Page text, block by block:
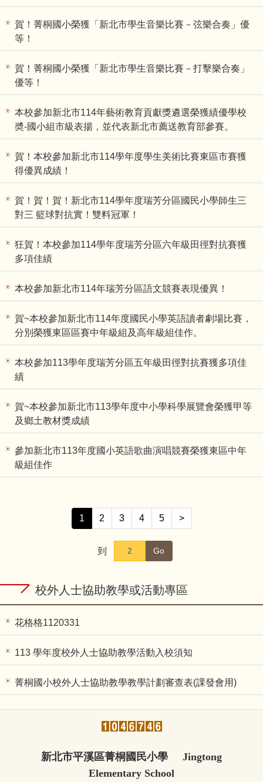
賀！菁桐國小榮獲「新北市學生音樂比賽－弦樂合奏」優
等！
賀！菁桐國小榮獲「新北市學生音樂比賽－打擊樂合奏」
優等！
本校參加新北市114年藝術教育貢獻獎遴選榮獲績優學校
奬-國小組市級表揚，並代表新北市薦送教育部參賽。
賀！本校參加新北市114學年度學生美術比賽東區市賽獲
得優異成績！
賀！賀！賀！新北市114學年度瑞芳分區國民小學師生三
對三 籃球對抗實！雙料冠軍！
狂賀！本校參加114學年度瑞芳分區六年級田徑對抗賽獲
多項佳績
本校參加新北市114年瑞芳分區語文競賽表現優異！
賀~本校參加新北市114年度國民小學英語讀者劇場比賽，
分別榮獲東區區賽中年級組及高年級組佳作。
本校參加113學年度瑞芳分區五年級田徑對抗賽獲多項佳
績
賀~本校參加新北市113學年度中小學科學展覽會榮獲甲等
及鄉土教材獎成績
參加新北市113年度國小英語歌曲演唱競賽榮獲東區中年
級組佳作
1 2 3 4 5 >
到 Go
校外人士協助教學或活動專區
花格格1120331
113 學年度校外人士協助教學活動入校須知
菁桐國小校外人士協助教學教學計劃審查表(課發會用)
新北市平溪區菁桐國民小學 Jingtong
Elementary School